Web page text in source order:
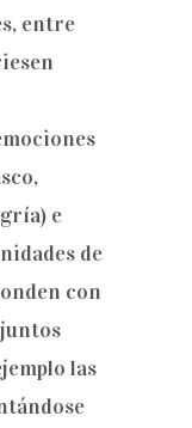
entre
e
de
con
las